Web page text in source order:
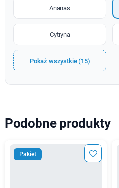
Ananas
Cytryna
Pokaż wszystkie (15)
Podobne produkty
Pakiet